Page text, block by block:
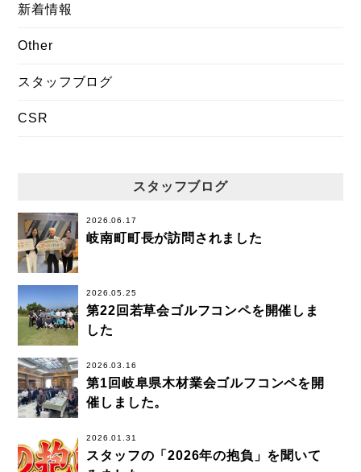
新着情報
Other
スタッフブログ
CSR
スタッフブログ
2026.06.17
岐南町町長が訪問されました
2026.05.25
第22回若草会ゴルフコンペを開催しま
した
2026.03.16
第1回岐阜県木材業会ゴルフコンペを開
催しました。
2026.01.31
スタッフの「2026年の抱負」を聞いて